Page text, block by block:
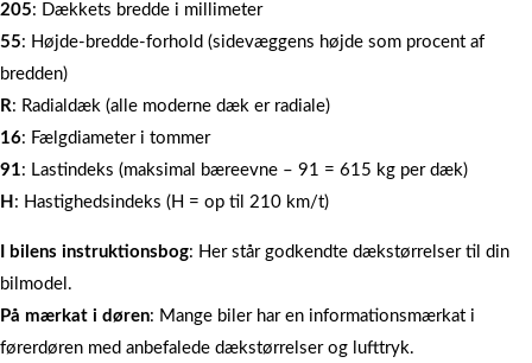
205: Dækkets bredde i millimeter
55: Højde-bredde-forhold (sidevæggens højde som procent af
bredden)
R: Radialdæk (alle moderne dæk er radiale)
16: Fælgdiameter i tommer
91: Lastindeks (maksimal bæreevne – 91 = 615 kg per dæk)
H : Hastighedsindeks (H = op til 210 km/t)
I bilens instruktionsbog: Her står godkendte dækstørrelser til din
bilmodel.
På mærkat i døren: Mange biler har en informationsmærkat i
førerdøren med anbefalede dækstørrelser og lufttryk.